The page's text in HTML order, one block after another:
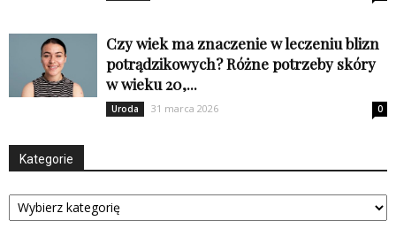
Czy wiek ma znaczenie w leczeniu blizn
potrądzikowych? Różne potrzeby skóry
w wieku 20,...
Uroda 31 marca 2026 0
Kategorie
Kategorie